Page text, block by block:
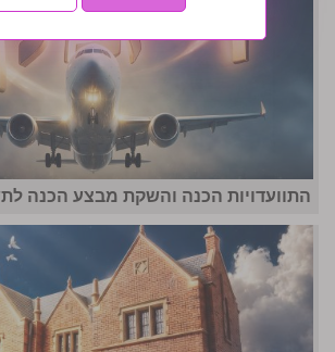
התוועדויות הכנה והשקת מבצע הכנה